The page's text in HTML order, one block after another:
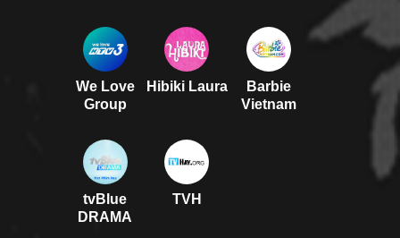
We Love
Group
Hibiki Laura
Barbie
Vietnam
tvBlue
DRAMA
TVH